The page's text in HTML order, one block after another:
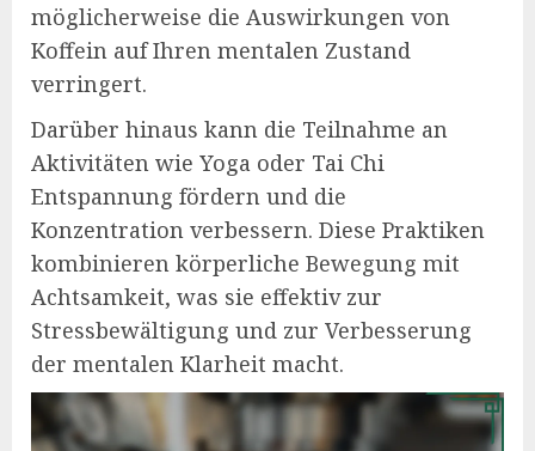
möglicherweise die Auswirkungen von
Koffein auf Ihren mentalen Zustand
verringert.
Darüber hinaus kann die Teilnahme an
Aktivitäten wie Yoga oder Tai Chi
Entspannung fördern und die
Konzentration verbessern. Diese Praktiken
kombinieren körperliche Bewegung mit
Achtsamkeit, was sie effektiv zur
Stressbewältigung und zur Verbesserung
der mentalen Klarheit macht.